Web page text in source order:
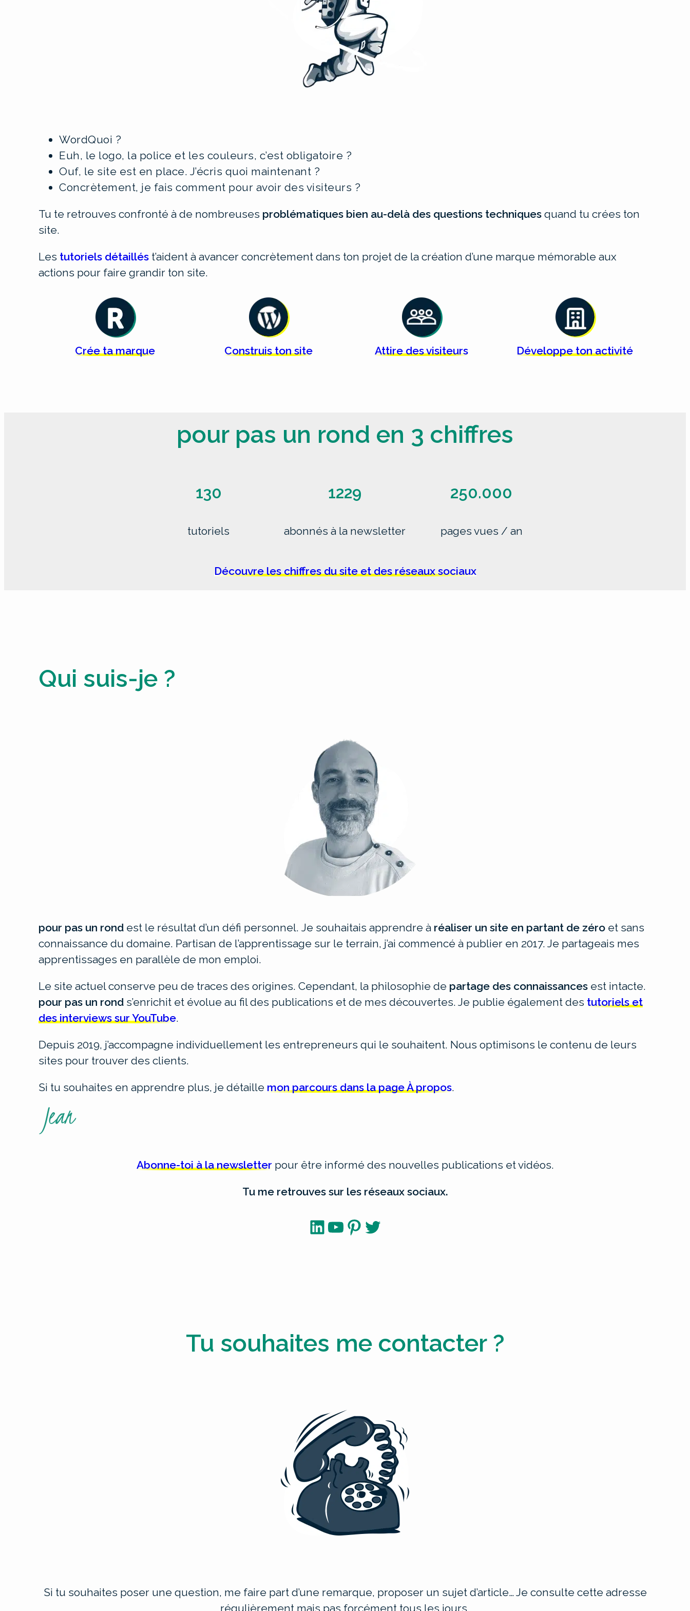
WordQuoi ?
Euh, le logo, la police et les couleurs, c’est obligatoire ?
Ouf, le site est en place. J’écris quoi maintenant ?
Concrètement, je fais comment pour avoir des visiteurs ?
Tu te retrouves confronté à de nombreuses problématiques bien au-delà des questions techniques quand tu crées ton
site.
Les tutoriels détaillés t’aident à avancer concrètement dans ton projet de la création d’une marque mémorable aux
actions pour faire grandir ton site.
Crée tamarque Construis tonsite Attire desvisiteurs Développe tonactivité
pour pas un rond en 3 chiffres
130
tutoriels
1229
abonnés à la newsletter
250.000
pages vues / an
Découvre les chiffres du site et des réseaux sociaux
Qui suis-je ?
pour pas un rond est le résultat d’un défi personnel. Je souhaitais apprendre à réaliser un site en partant de zéro et sans
connaissance du domaine. Partisan de l’apprentissage sur le terrain, j’ai commencé à publier en 2017. Je partageais mes
apprentissages en parallèle de mon emploi.
Le site actuel conserve peu de traces des origines. Cependant, la philosophie de partage des connaissances est intacte.
pour pas un rond s’enrichit et évolue au fil des publications et de mes découvertes. Je publie également des tutoriels et
des interviews sur YouTube.
Depuis 2019, j’accompagne individuellement les entrepreneurs qui le souhaitent. Nous optimisons le contenu de leurs
sites pour trouver des clients.
Si tu souhaites en apprendre plus, je détaille mon parcours dans la page À propos.
Abonne-toi à la newsletter pour être informé des nouvelles publications et vidéos.
Tu me retrouves sur les réseaux sociaux.
LinkedIn
YouTube
Pinterest
Twitter
Tu souhaites me contacter ?
Si tu souhaites poser une question, me faire part d’une remarque, proposer un sujet d’article… Je consulte cette adresse
régulièrement mais pas forcément tous les jours.